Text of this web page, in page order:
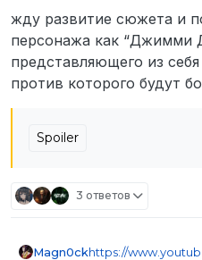
жду развитие сюжета и
персонажа как “Джимми
представляющего из
против которого будут
Spoiler
3 ответов
Magn0ckhttps://